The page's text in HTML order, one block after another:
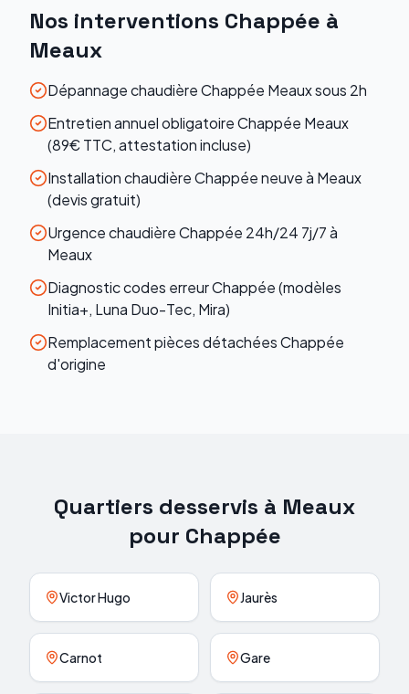
Nos interventions Chappée à
Meaux
Dépannage chaudière Chappée Meaux sous 2h
Entretien annuel obligatoire Chappée Meaux
(89€ TTC, attestation incluse)
Installation chaudière Chappée neuve à Meaux
(devis gratuit)
Urgence chaudière Chappée 24h/24 7j/7 à
Meaux
Diagnostic codes erreur Chappée (modèles
Initia+, Luna Duo-Tec, Mira)
Remplacement pièces détachées Chappée
d'origine
Quartiers desservis à Meaux
pour Chappée
Victor Hugo Jaurès
Carnot Gare